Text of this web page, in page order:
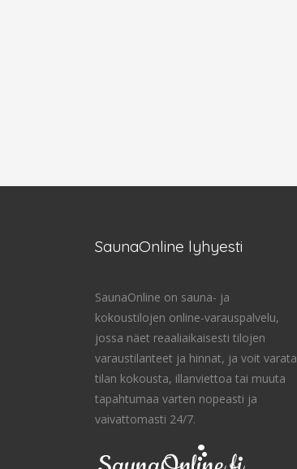
SaunaOnline lyhyesti
SaunaOnline on sauna- ja
kokoustilojen online-varauspalvelu,
jossa näet reaaliaikaisesti tilojen
varaustilanteet ja hinnat, ja voit varata
tilan kokousta, illanviettoa tai muuta
tapahtumaa varten nopeasti ja
vaivattomasti 24/7.